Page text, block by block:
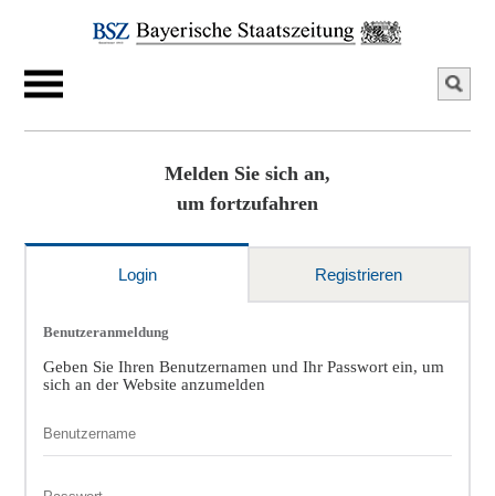
Melden Sie sich an,
um fortzufahren
Login Registrieren
Benutzeranmeldung
Geben Sie Ihren Benutzernamen und Ihr Passwort ein, um
sich an der Website anzumelden